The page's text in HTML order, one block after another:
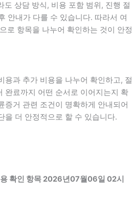
도 상담 방식, 비용 포함 범위, 진행 절
안내가 다를 수 있습니다. 따라서 여
로 항목을 나누어 확인하는 것이 안정
용과 추가 비용을 나누어 확인하고, 절
완료까지 어떤 순서로 이어지는지 확
증거 관련 조건이 명확하게 안내되어
을 더 안정적으로 할 수 있습니다.
확인 항목 2026년07월06일 02시